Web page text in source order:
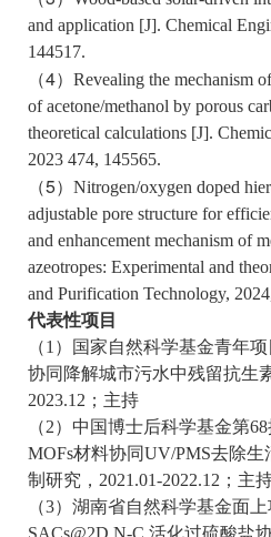
and application [J]. Chemical
144517.
（4） Revealing the mechanism
of acetone/methanol by porous
theoretical calculations [J].
2023 474, 145565.
（5） Nitrogen/oxygen doped
adjustable pore structure for
and enhancement mechanism of
azeotropes: Experimental and
and Purification Technology,
代表性项目
（1 ）国家自然科学基金青年项
协同降解城市污水中残留抗生
2023.12 ；主持
（2）中国博士后科学基金第68
MOFs材料协同UV/PMS去除生
制研究， 2021.01-2022.12 ；主
（3）湖南省自然科学基金面上
SACs@2D N-C 活化过硫酸盐